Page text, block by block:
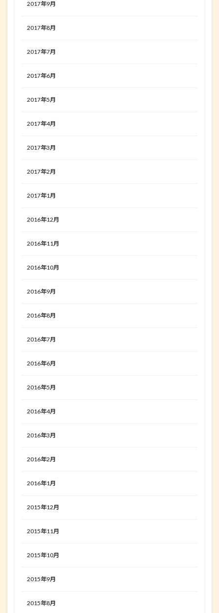
2017年9月
2017年8月
2017年7月
2017年6月
2017年5月
2017年4月
2017年3月
2017年2月
2017年1月
2016年12月
2016年11月
2016年10月
2016年9月
2016年8月
2016年7月
2016年6月
2016年5月
2016年4月
2016年3月
2016年2月
2016年1月
2015年12月
2015年11月
2015年10月
2015年9月
2015年8月